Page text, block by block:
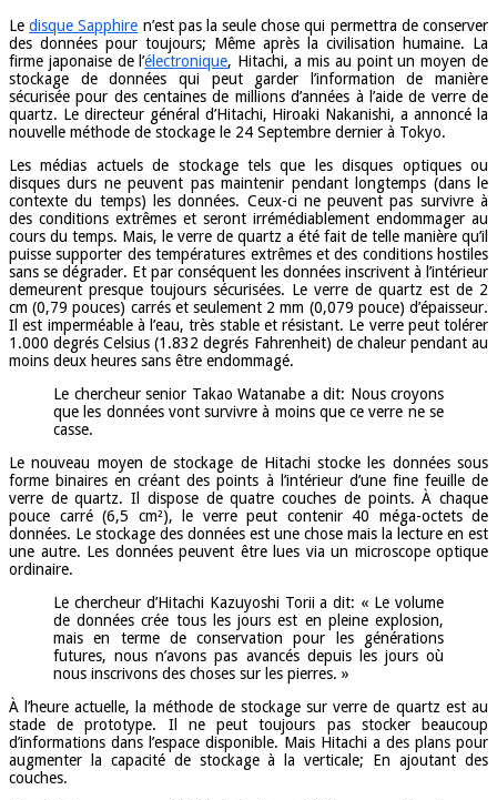
Ledisque Sapphire n’est pas la seule chose qui permettra de conserver
des données pour toujours; Même après la civilisation humaine. La
firme japonaise de l’électronique, Hitachi, a mis au point un moyen de
stockage de données qui peut garder l’information de manière
sécurisée pour des centaines de millions d’années à l’aide de verre de
quartz. Le directeur général d’Hitachi, Hiroaki Nakanishi, a annoncé la
nouvelle méthode de stockage le 24 Septembre dernier à Tokyo.
Les médias actuels de stockage tels que les disques optiques ou
disques durs ne peuvent pas maintenir pendant longtemps (dans le
contexte du temps) les données. Ceux-ci ne peuvent pas survivre à
des conditions extrêmes et seront irrémédiablement endommager au
cours du temps. Mais, le verre de quartz a été fait de telle manière qu’il
puisse supporter des températures extrêmes et des conditions hostiles
sans se dégrader. Et par conséquent les données inscrivent à l’intérieur
demeurent presque toujours sécurisées. Le verre de quartz est de 2
cm (0,79 pouces) carrés et seulement 2 mm (0,079 pouce) d’épaisseur.
Il est imperméable à l’eau, très stable et résistant. Le verre peut tolérer
1.000 degrés Celsius (1.832 degrés Fahrenheit) de chaleur pendant au
moins deux heures sans être endommagé.
Le chercheur senior Takao Watanabe a dit: Nous croyons
que les données vont survivre à moins que ce verre ne se
casse.
Le nouveau moyen de stockage de Hitachi stocke les données sous
forme binaires en créant des points à l’intérieur d’une fine feuille de
verre de quartz. Il dispose de quatre couches de points. À chaque
pouce carré (6,5 cm²), le verre peut contenir 40 méga-octets de
données. Le stockage des données est une chose mais la lecture en est
une autre. Les données peuvent être lues via un microscope optique
ordinaire.
Le chercheur d’Hitachi Kazuyoshi Torii a dit: « Le volume
de données crée tous les jours est en pleine explosion,
mais en terme de conservation pour les générations
futures, nous n’avons pas avancés depuis les jours où
nous inscrivons des choses sur les pierres. »
À l’heure actuelle, la méthode de stockage sur verre de quartz est au
stade de prototype. Il ne peut toujours pas stocker beaucoup
d’informations dans l’espace disponible. Mais Hitachi a des plans pour
augmenter la capacité de stockage à la verticale; En ajoutant des
couches.